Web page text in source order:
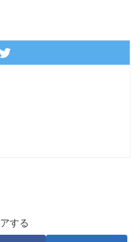
する